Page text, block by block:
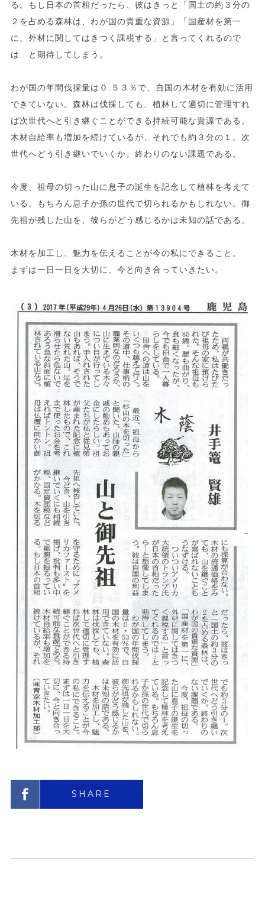
る。もし日本の首相だったら、彼はきっと「国土の約３分の
２を占める森林は、わが国の貴重な資源」「国産材を第一
に、外材に関してはきつく課税する」と言ってくれるので
は…と期待してしまう。
わが国の年間伐採量は０.５３％で、自国の木材を有効に活用
できていない。森林は伐採しても、植林して適切に管理すれ
ば次世代へと引き継ぐことができる持続可能な資源である。
木材自給率も増加を続けているが、それでも約３分の１。次
世代へどう引き継いでいくか。終わりのない課題である。
今度、祖母の切った山に息子の誕生を記念して植林を考えて
いる。もちろん息子か孫の世代で切られるかもしれない。御
先祖が残した山を、彼らがどう感じるかは未知の話である。
木材を加工し、魅力を伝えることが今の私にできること。
まずは一日一日を大切に、今と向き合っていきたい。
SHARE